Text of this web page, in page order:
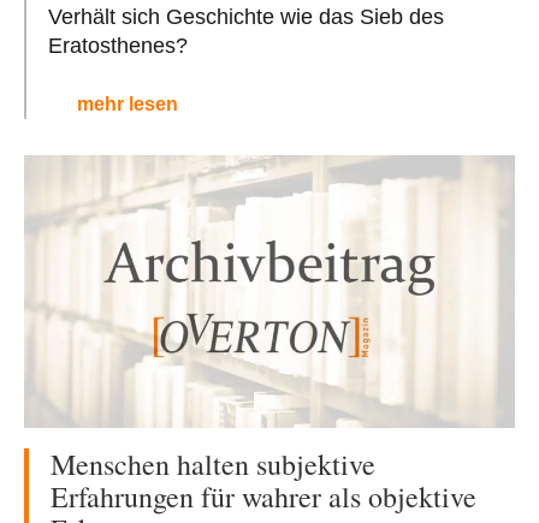
Verhält sich Geschichte wie das Sieb des
Eratosthenes?
mehr lesen
Menschen halten subjektive
Erfahrungen für wahrer als objektive